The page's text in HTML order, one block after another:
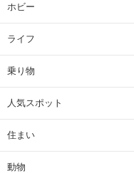
ホビー
ライフ
乗り物
人気スポット
住まい
動物